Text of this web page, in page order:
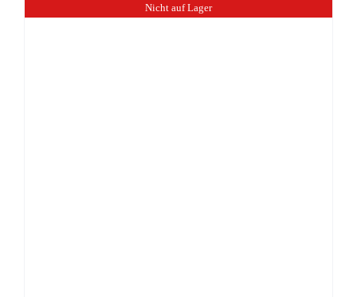
Nicht auf Lager